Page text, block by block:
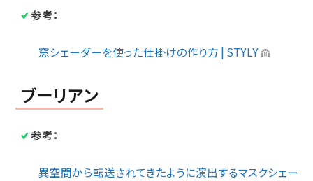
参考：
窓シェーダーを使った仕掛けの作り方 | STYLY
ブーリアン
参考：
異空間から転送されてきたように演出するマスクシェー